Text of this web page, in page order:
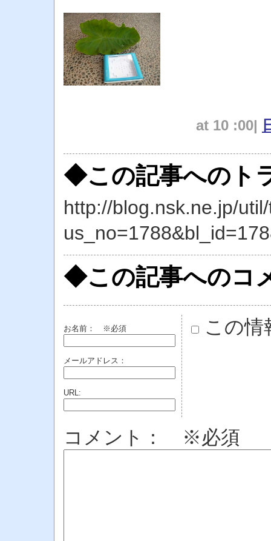
at 10 :00|
◆この記事へのト
http://blog.nsk.ne.jp/
◆この記事へのコ
お名前： ※必須
メールアドレス：
URL:
この情
コメント： ※必須